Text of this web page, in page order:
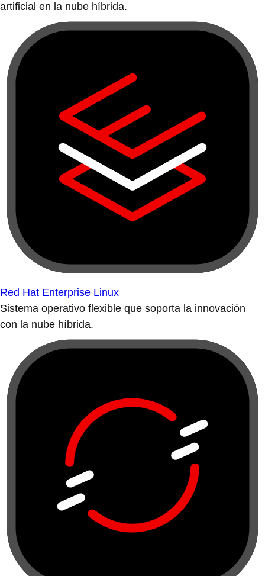
artificial en la nube híbrida.
Red Hat Enterprise Linux
Sistema operativo flexible que soporta la innovación
con la nube híbrida.